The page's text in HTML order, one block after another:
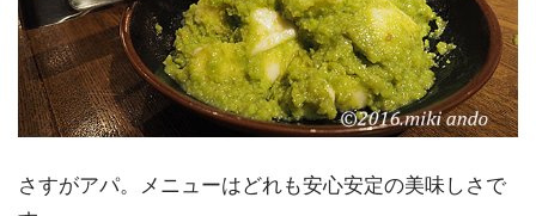
さすがアパ。メニューはどれも安心安定の美味しさで